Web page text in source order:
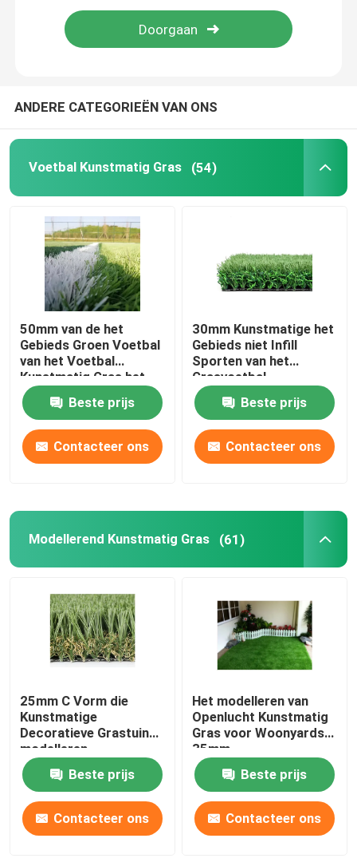
Modellerend Kunstmatig Gras
Padeltennisbaan
Kunstmatig Ski Grass
Gymnastiek Kunstmatig Gras
Hockey Kunstmatig Gras
golf kunstgras
Gekleurd Kunstmatig Gras
De kunstmatige Hulpmiddelen van de Grasinstallatie
ANDERE CATEGORIEËN VAN ONS
Voetbal Kunstmatig Gras (54)
50mm van de het
Gebieds Groen Voetbal
van het Voetbal
Kunstmatig Gras het
Grasgras
Beste prijs
Contacteer ons
30mm Kunstmatige het
Gebieds niet Infill
Sporten van het
Grasvoetbal
Beste prijs
Contacteer ons
Modellerend Kunstmatig Gras (61)
25mm C Vorm die
Kunstmatige
Decoratieve Grastuin
modelleren
Beste prijs
Contacteer ons
Het modelleren van
Openlucht Kunstmatig
Gras voor Woonyards
35mm
Beste prijs
Contacteer ons